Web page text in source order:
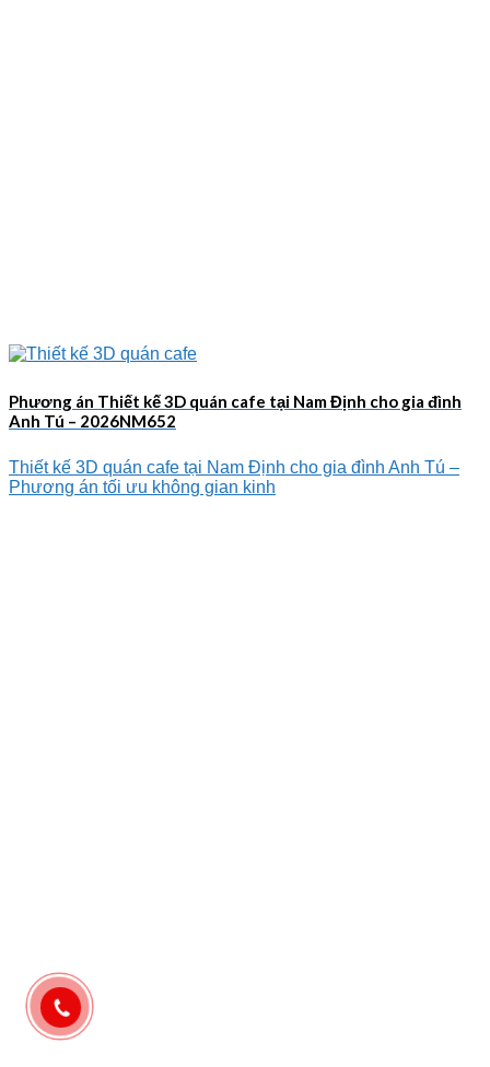
Phương án Thiết kế 3D quán cafe tại Nam Định cho gia đình
Anh Tú – 2026NM652
Thiết kế 3D quán cafe tại Nam Định cho gia đình Anh Tú –
Phương án tối ưu không gian kinh